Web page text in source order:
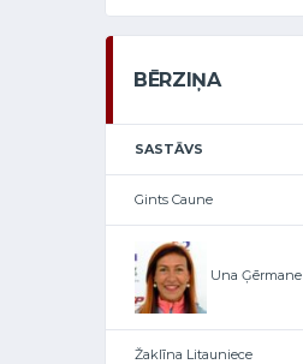
BĒRZIŅA
SASTĀVS
Gints Caune
Una Ģērmane
Žaklīna Litauniece